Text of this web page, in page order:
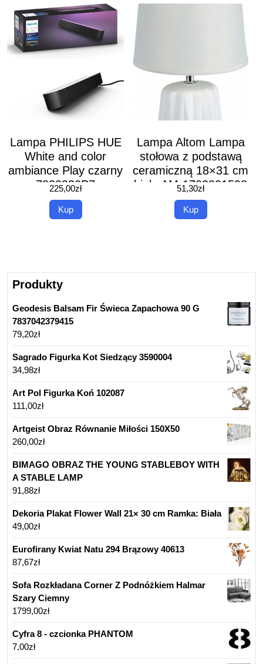
Lampa PHILIPS HUE
White and color
ambiance Play czarny
7820330P7
225,00zł
Kup
Lampa Altom Lampa
stołowa z podstawą
ceramiczną 18×31 cm
biała AM-1702001598
+ (AM1702001598)
51,30zł
Kup
Produkty
Geodesis Balsam Fir Świeca Zapachowa 90 G
7837042379415
79,20zł
Sagrado Figurka Kot Siedzący 3590004
34,98zł
Art Pol Figurka Koń 102087
111,00zł
Artgeist Obraz Równanie Miłości 150X50
260,00zł
BIMAGO OBRAZ THE YOUNG STABLEBOY WITH
A STABLE LAMP
91,88zł
Dekoria Plakat Flower Wall 21× 30 cm Ramka: Biała
49,00zł
Eurofirany Kwiat Natu 294 Brązowy 40613
87,67zł
Sofa Rozkładana Corner Z Podnóżkiem Halmar
Szary Ciemny
1799,00zł
Cyfra 8 - czcionka PHANTOM
7,00zł